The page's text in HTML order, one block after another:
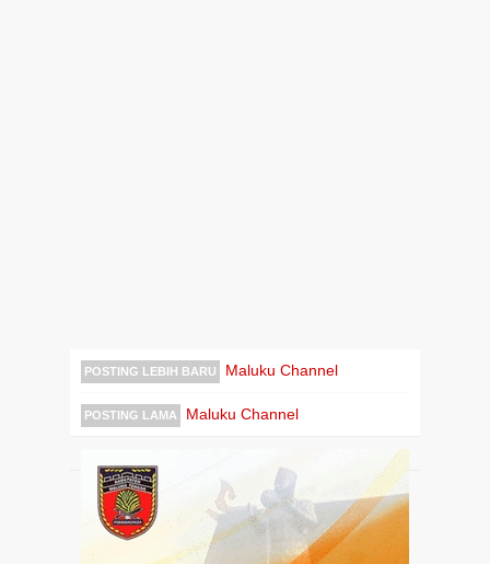
POSTING LEBIH BARU Maluku Channel
POSTING LAMA Maluku Channel